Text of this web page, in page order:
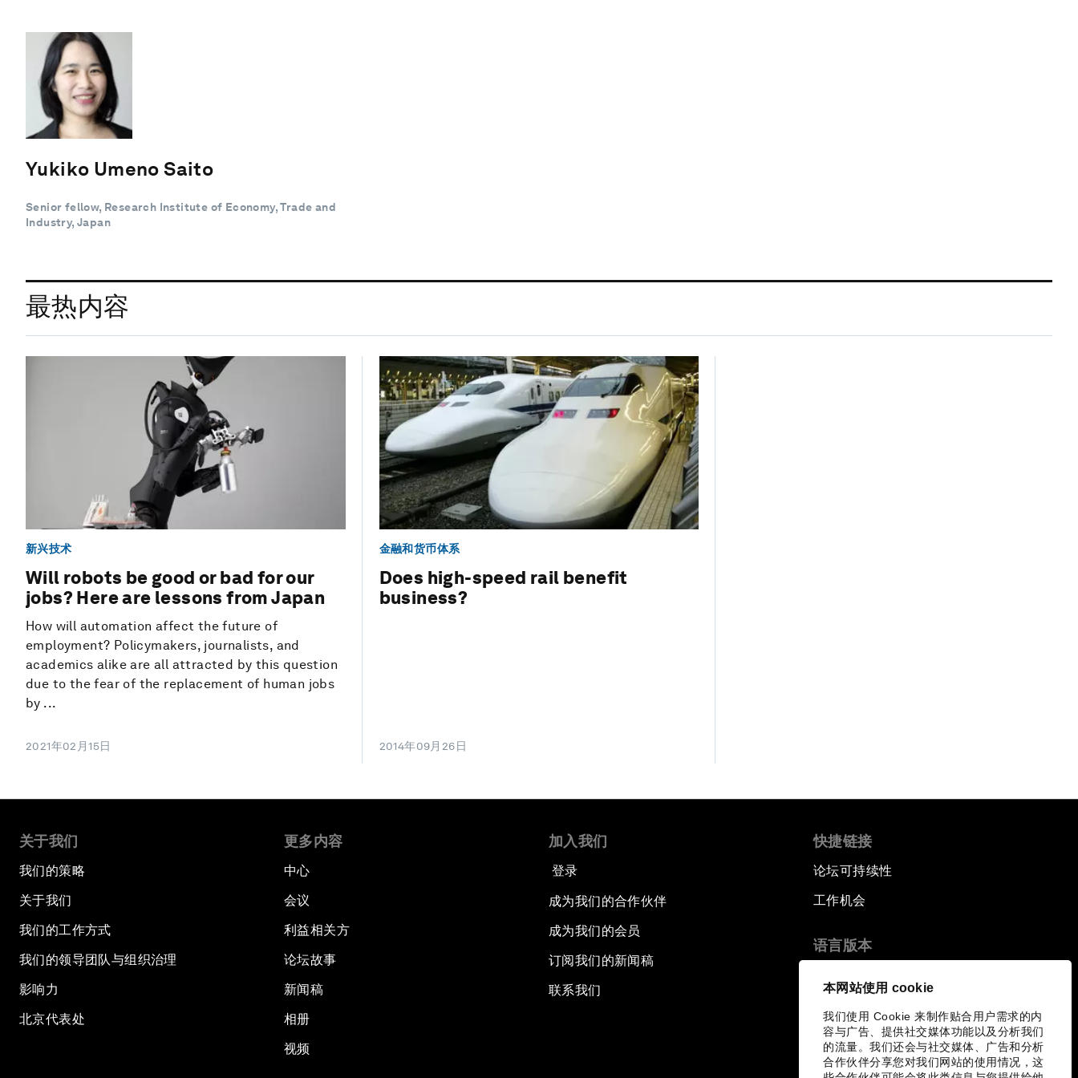
本网站使用 cookie
我们使用 Cookie 来制作贴合用户需求的内
容与广告、提供社交媒体功能以及分析我们
的流量。我们还会与社交媒体、广告和分析
合作伙伴分享您对我们网站的使用情况，这
Yukiko Umeno Saito
Senior fellow, Research Institute of Economy, Trade and
Industry, Japan
最热内容
新兴技术
Will robots be good or bad for our
jobs? Here are lessons from Japan
How will automation affect the future of
employment? Policymakers, journalists, and
academics alike are all attracted by this question
due to the fear of the replacement of human jobs
by ...
2021年02月15日
金融和货币体系
Does high-speed rail benefit
business?
2014年09月26日
关于我们
我们的策略
关于我们
我们的工作方式
我们的领导团队与组织治理
影响力
北京代表处
更多内容
中心
会议
利益相关方
论坛故事
新闻稿
相册
视频
加入我们
登录
成为我们的合作伙伴
成为我们的会员
订阅我们的新闻稿
联系我们
快捷链接
论坛可持续性
工作机会
语言版本